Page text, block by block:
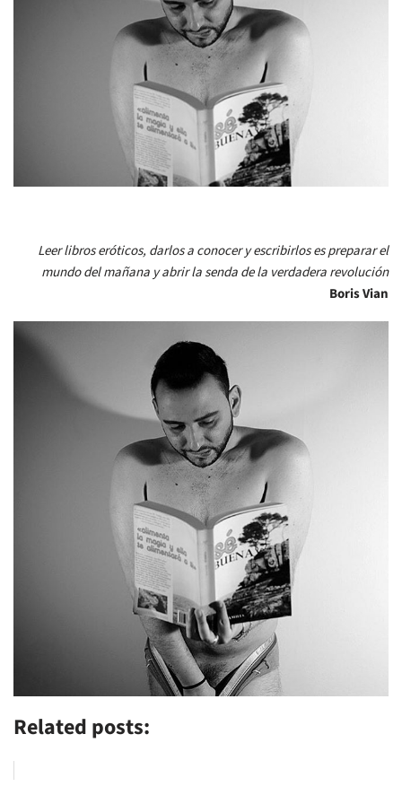
Leer libros eróticos, darlos a conocer y escribirlos es preparar el
mundo del mañana y abrir la senda de la verdadera revolución
Boris Vian
Related posts: